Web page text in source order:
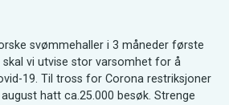
svømmehaller i 3 måneder første
vi utvise stor varsomhet for å
19. Til tross for Corona restriksjoner
hatt ca.25.000 besøk. Strenge